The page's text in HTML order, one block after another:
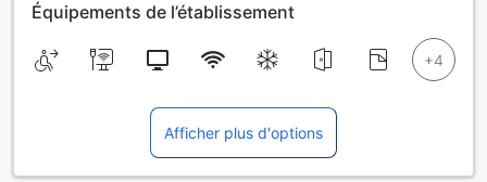
Équipements de l’établissement
Afficher plus d'options